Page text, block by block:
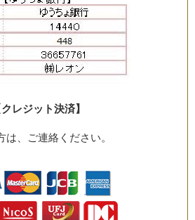
クレジット決済】
、ご連絡ください。